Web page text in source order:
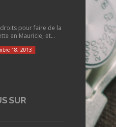
pour faire de la
en Mauricie, et...
18, 2013
SUR